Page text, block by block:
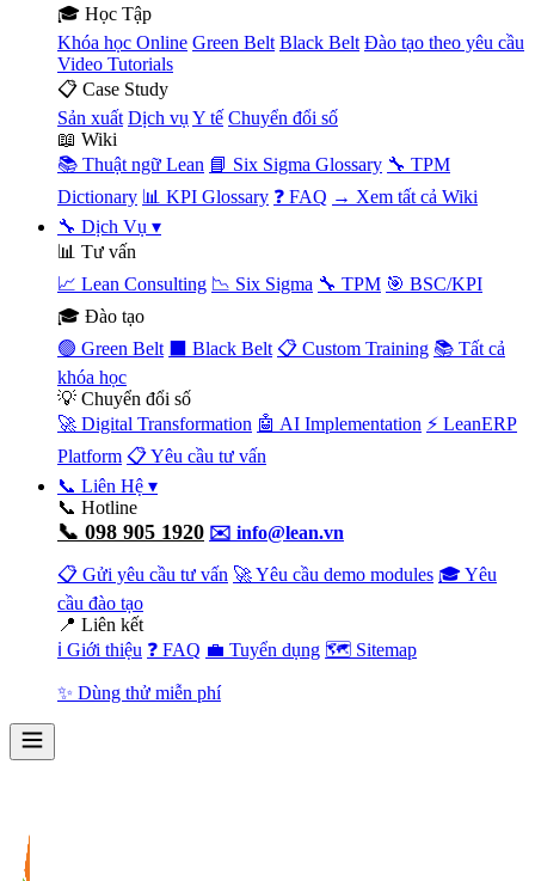
🎓 Học Tập
Khóa học Online Green Belt Black Belt Đào tạo theo yêu cầu
Video Tutorials
📋 Case Study
Sản xuất Dịch vụ Y tế Chuyển đổi số
📖 Wiki
📚 Thuật ngữ Lean 📘 Six Sigma Glossary 🔧 TPM
Dictionary 📊 KPI Glossary ❓ FAQ → Xem tất cả Wiki
🔧 Dịch Vụ ▾
📊 Tư vấn
📈 Lean Consulting 📉 Six Sigma 🔧 TPM 🎯 BSC/KPI
🎓 Đào tạo
🟢 Green Belt
⬛ Black Belt 📋 Custom Training 📚 Tất cả
khóa học
💡 Chuyển đổi số
🚀 Digital Transformation 🤖 AI Implementation ⚡ LeanERP
Platform 📋 Yêu cầu tư vấn
📞 Liên Hệ ▾
📞 Hotline
📞 098 905 1920 ✉️ info@lean.vn
📋 Gửi yêu cầu tư vấn 🚀 Yêu cầu demo modules 🎓 Yêu
cầu đào tạo
📍 Liên kết
ℹ️ Giới thiệu ❓ FAQ 💼 Tuyển dụng 🗺️ Sitemap
✨ Dùng thử miễn phí